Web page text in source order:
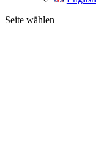
Seite wählen